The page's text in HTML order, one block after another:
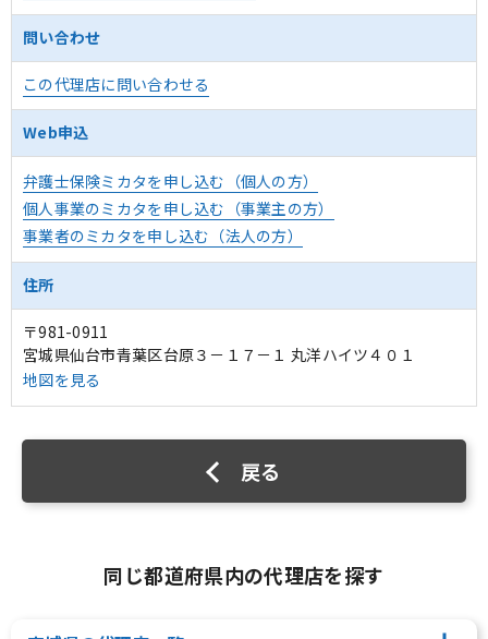
問い合わせ
この代理店に問い合わせる
Web申込
弁護士保険ミカタを申し込む（個人の方）
個人事業のミカタを申し込む（事業主の方）
事業者のミカタを申し込む（法人の方）
住所
〒981-0911
宮城県仙台市青葉区台原３－１７－１ 丸洋ハイツ４０１
地図を見る
戻る
同じ都道府県内の代理店を探す